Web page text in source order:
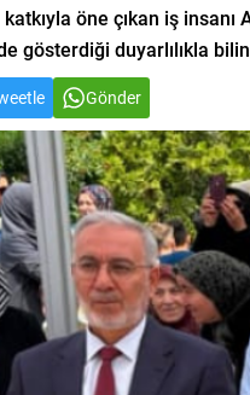
öne çıkan iş
gösterdiği duyarlılıkla
Gönder